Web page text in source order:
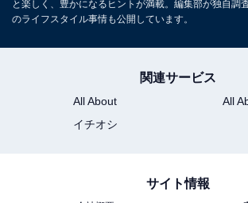
＞次ページ：「興味を持てば、子どもは
と楽しく、豊かになるヒントが満載。編集部が独自調
のライフスタイル事情も公開しています。
関連サービス
All About
All
イチオシ
サイト情報